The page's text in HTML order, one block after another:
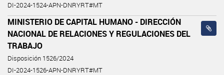
DI-2024-1524-APN-DNRYRT#MT
MINISTERIO DE CAPITAL HUMANO - DIRECCIÓN
NACIONAL DE RELACIONES Y REGULACIONES DEL
TRABAJO
Disposición 1526/2024
DI-2024-1526-APN-DNRYRT#MT